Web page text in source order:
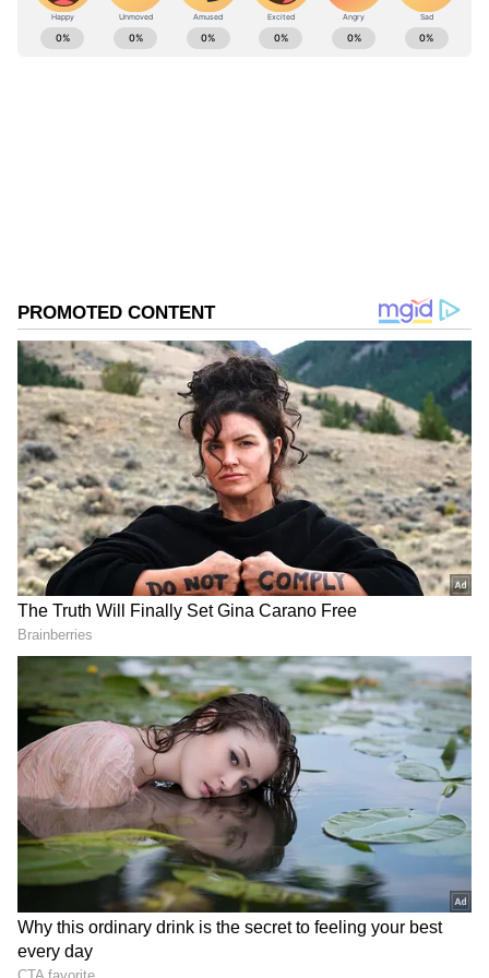
‘‘ఇది త్వరలో జరగాలి. పార్లమెంట్, రాష్ట్ర శాసనసభ,
ప్రజావేదికల్లో డీఎంకే చిరకాల డిమాండ్ ఇది. దీంతో
తమిళనాడు యువతే కాకుండా అనేక ఇతర భారతీయ
రాష్ట్రాల యువత తమ తమ భాషల్లో పరీక్షలు రాయవచ్చు.
కేవలం హిందీ, ఇంగ్లిష్ లో ప్రావీణ్యంతో అవకాశాలను
తగ్గించవద్దు’’ అని తెలిపారు. సీఏపీఎఫ్ పరీక్షలను 13
ప్రాంతీయ భాషల్లో నిర్వహించాలని కేంద్రం నిర్ణయించిందని,
ABOUT THE AUTHOR
DOWNLOAD APP